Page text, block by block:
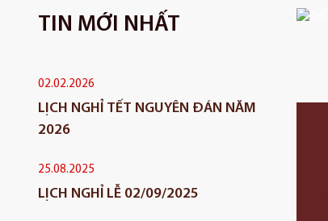
TIN MỚI NHẤT
02.02.2026
LỊCH NGHỈ TẾT NGUYÊN ĐÁN NĂM
2026
25.08.2025
LỊCH NGHỈ LỄ 02/09/2025